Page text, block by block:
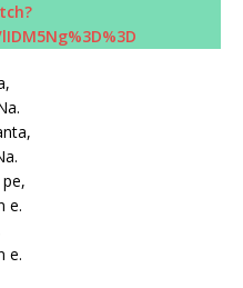
e.
e.